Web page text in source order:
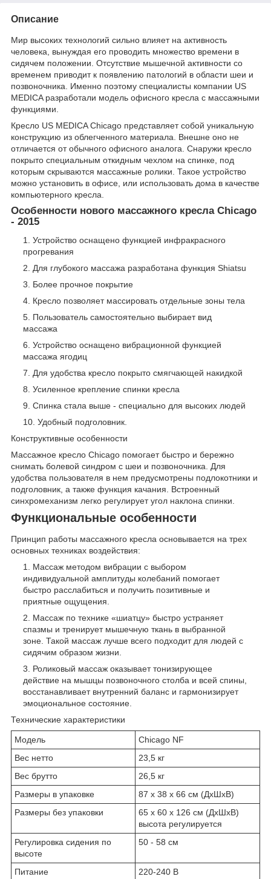
Описание
Мир высоких технологий сильно влияет на активность
человека, вынуждая его проводить множество времени в
сидячем положении. Отсутствие мышечной активности со
временем приводит к появлению патологий в области шеи и
позвоночника. Именно поэтому специалисты компании US
MEDICA разработали модель офисного кресла с массажными
функциями.
Кресло US MEDICA Chicago представляет собой уникальную
конструкцию из облегченного материала. Внешне оно не
отличается от обычного офисного аналога. Снаружи кресло
покрыто специальным откидным чехлом на спинке, под
которым скрываются массажные ролики. Такое устройство
можно установить в офисе, или использовать дома в качестве
компьютерного кресла.
Особенности нового массажного кресла Chicago
- 2015
Устройство оснащено функцией инфракрасного
прогревания
Для глубокого массажа разработана функция Shiatsu
Более прочное покрытие
Кресло позволяет массировать отдельные зоны тела
Пользователь самостоятельно выбирает вид
массажа
Устройство оснащено вибрационной функцией
массажа ягодиц
Для удобства кресло покрыто смягчающей накидкой
Усиленное крепление спинки кресла
Спинка стала выше - специально для высоких людей
Удобный подголовник.
Конструктивные особенности
Массажное кресло Chicago помогает быстро и бережно
снимать болевой синдром с шеи и позвоночника. Для
удобства пользователя в нем предусмотрены подлокотники и
подголовник, а также функция качания. Встроенный
синхромеханизм легко регулирует угол наклона спинки.
Функциональные особенности
Принцип работы массажного кресла основывается на трех
основных техниках воздействия:
Массаж методом вибрации с выбором
индивидуальной амплитуды колебаний помогает
быстро расслабиться и получить позитивные и
приятные ощущения.
Массаж по технике «шиатцу» быстро устраняет
спазмы и тренирует мышечную ткань в выбранной
зоне. Такой массаж лучше всего подходит для людей с
сидячим образом жизни.
Роликовый массаж оказывает тонизирующее
действие на мышцы позвоночного столба и всей спины,
восстанавливает внутренний баланс и гармонизирует
эмоциональное состояние.
Технические характеристики
Модель
Chicago NF
Вес нетто
23,5 кг
Вес брутто
26,5 кг
Размеры в упаковке
87 x 38 x 66 см (ДxШxВ)
Размеры без упаковки
65 х 60 х 126 см (ДxШxВ)
высота регулируется
Регулировка сидения по
высоте
50 - 58 см
Питание
220-240 В